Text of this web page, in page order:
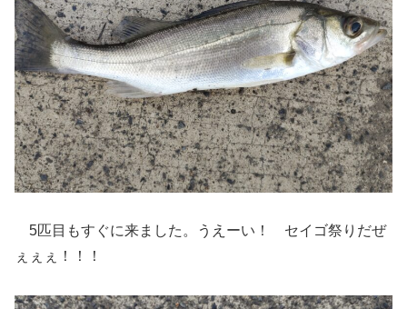
5匹目もすぐに来ました。うえーい！ セイゴ祭りだぜ
ぇぇぇ！！！